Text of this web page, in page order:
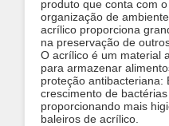
produto que conta com
organização de
acrílico proporciona
na preservação de
O acrílico é um material
para armazenar
proteção antibacteriana:
crescimento de
proporcionando mais
baleiros de acrílico.